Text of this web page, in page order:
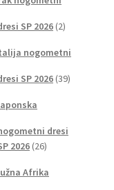
SP 2026 22
nogometni
SP 2026 3939
dresi
2026 2626
Afrika